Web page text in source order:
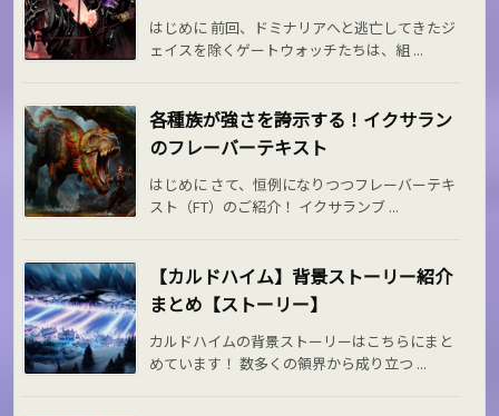
はじめに 前回、ドミナリアへと逃亡してきたジ
ェイスを除くゲートウォッチたちは、組 ...
各種族が強さを誇示する！イクサラン
のフレーバーテキスト
はじめに さて、恒例になりつつフレーバーテキ
スト（FT）のご紹介！ イクサランブ ...
【カルドハイム】背景ストーリー紹介
まとめ【ストーリー】
カルドハイムの背景ストーリーはこちらにまと
めています！ 数多くの領界から成り立つ ...